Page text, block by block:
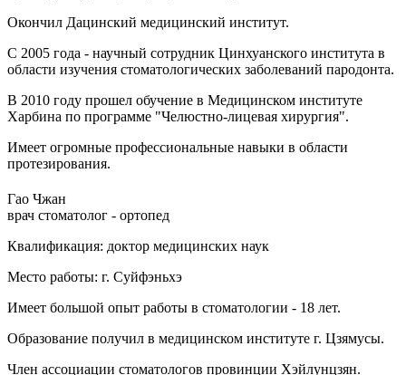
Окончил Дацинский медицинский институт.
С 2005 года - научный сотрудник Цинхуанского института в
области изучения стоматологических заболеваний пародонта.
В 2010 году прошел обучение в Медицинском институте
Харбина по программе "Челюстно-лицевая хирургия".
Имеет огромные профессиональные навыки в области
протезирования.
Гао Чжан
врач стоматолог - ортопед
Квалификация: доктор медицинских наук
Место работы: г. Суйфэньхэ
Имеет большой опыт работы в стоматологии - 18 лет.
Образование получил в медицинском институте г. Цзямусы.
Член ассоциации стоматологов провинции Хэйлунцзян.